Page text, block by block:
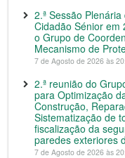
2.ª Sessão
Cidadão Sénior em
o Grupo de
Mecanismo de
7 de Agosto de 2026 às
2.ª reunião do
para Optimização
Construção,
Sistematização de
fiscalização da
paredes exteriores
7 de Agosto de 2026 às